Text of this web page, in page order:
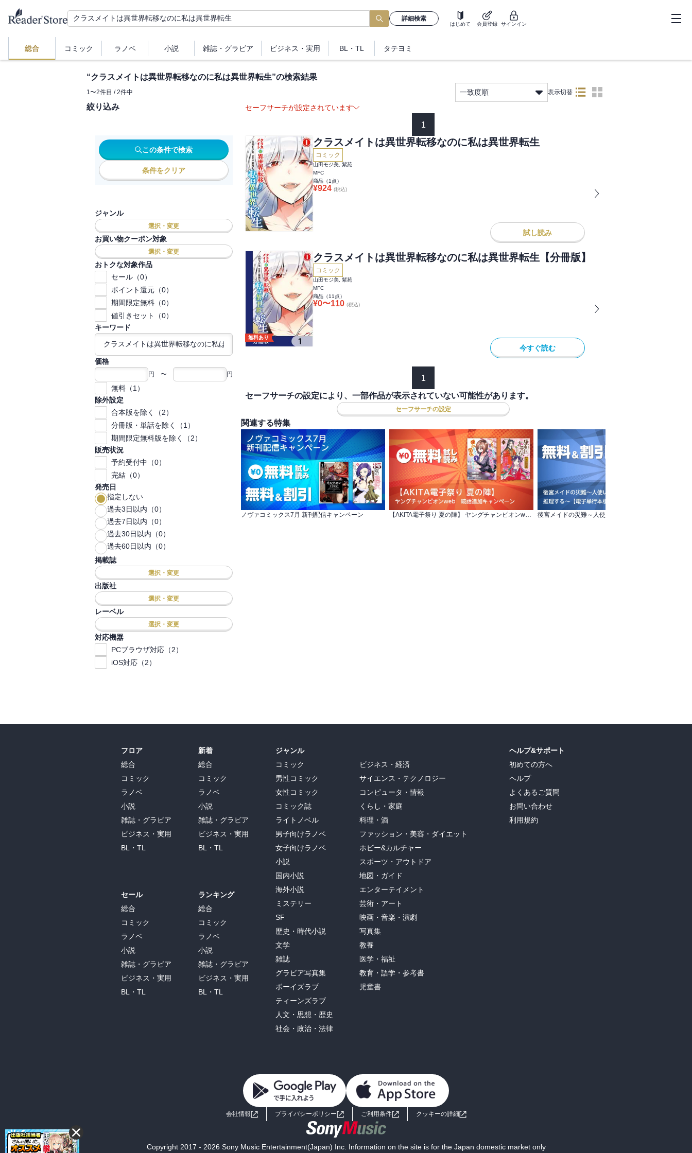
詳細検索
はじめて 会員登録 サインイン
総合 コミック ラノベ 小説 雑誌・ グラビア ビジネス ・実用 BL・TL タテヨミ
“クラスメイトは異世界転移なのに私は異世界転生”の検索結果
1〜2件目 / 2件中 一致度順 表示切替
絞り込み
この条件で検索
条件をクリア
ジャンル
選択・変更
お買い物クーポン対象
選択・変更
おトクな対象作品
セール（0）
ポイント還元（0）
期間限定無料（0）
値引きセット（0）
キーワード
価格
円 〜 円
無料（1）
除外設定
合本版を除く（2）
分冊版・単話を除く（1）
期間限定無料版を除く（2）
販売状況
予約受付中（0）
完結（0）
発売日
指定しない
過去3日以内（0）
過去7日以内（0）
過去30日以内（0）
過去60日以内（0）
掲載誌
選択・変更
出版社
選択・変更
レーベル
選択・変更
対応機器
PCブラウザ対応（2）
iOS対応（2）
セーフサーチが設定されています
1
クラスメイトは異世界転移なのに私は異世界転生
コミック
山田モジ美, 紫苑
MFC
商品（1 点）
¥924 (税込)
試し読み
無料あり
クラスメイトは異世界転移なのに私は異世界転生【分冊版】
コミック
山田モジ美, 紫苑
MFC
商品（11 点）
¥0〜110 (税込)
今すぐ読む
1
セーフサーチの設定により、一部作品が表示されていない可能性があります。
セーフサーチの設定
関連する特集
ノヴァコミックス7月 新刊配信キャンペーン 【AKITA電子祭り 夏の陣】 ヤングチャンピオンweb 続話追加キャンペーン
フロア
総合
コミック
ラノベ
小説
雑誌・グラビア
ビジネス・実用
BL・TL
セール
総合
コミック
ラノベ
小説
雑誌・グラビア
ビジネス・実用
BL・TL
新着
総合
コミック
ラノベ
小説
雑誌・グラビア
ビジネス・実用
BL・TL
ランキング
総合
コミック
ラノベ
小説
雑誌・グラビア
ビジネス・実用
BL・TL
ジャンル
コミック
男性コミック
女性コミック
コミック誌
ライトノベル
男子向けラノベ
女子向けラノベ
小説
国内小説
海外小説
ミステリー
SF
歴史・時代小説
文学
雑誌
グラビア写真集
ボーイズラブ
ティーンズラブ
人文・思想・歴史
社会・政治・法律
ビジネス・経済
サイエンス・テクノロジー
コンピュータ・情報
くらし・家庭
料理・酒
ファッション・美容・ダイエット
ホビー&カルチャー
スポーツ・アウトドア
地図・ガイド
エンターテイメント
芸術・アート
映画・音楽・演劇
写真集
教養
医学・福祉
教育・語学・参考書
児童書
ヘルプ&サポート
初めての方へ
ヘルプ
よくあるご質問
お問い合わせ
利用規約
会社情報 プライバシーポリシー ご利用条件 クッキーの詳細
Copyright 2017 - 2026 Sony Music Entertainment(Japan) Inc. Information on the site is for the Japan domestic market only